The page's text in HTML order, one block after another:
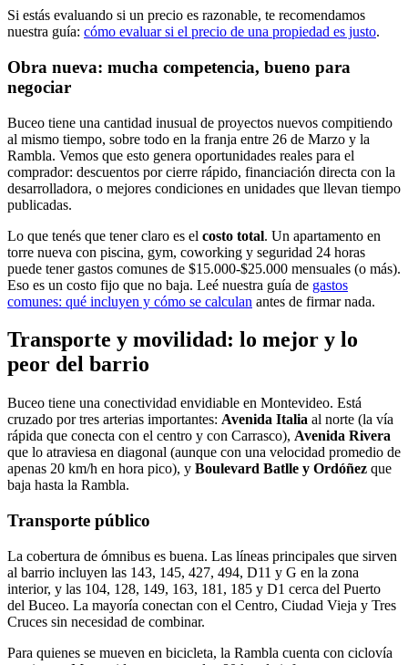
Si estás evaluando si un precio es razonable, te recomendamos
nuestra guía: cómo evaluar si el precio de una propiedad es justo.
Obra nueva: mucha competencia, bueno para
negociar
Buceo tiene una cantidad inusual de proyectos nuevos compitiendo
al mismo tiempo, sobre todo en la franja entre 26 de Marzo y la
Rambla. Vemos que esto genera oportunidades reales para el
comprador: descuentos por cierre rápido, financiación directa con la
desarrolladora, o mejores condiciones en unidades que llevan tiempo
publicadas.
Lo que tenés que tener claro es el costo total. Un apartamento en
torre nueva con piscina, gym, coworking y seguridad 24 horas
puede tener gastos comunes de $15.000-$25.000 mensuales (o más).
Eso es un costo fijo que no baja. Leé nuestra guía de gastos
comunes: qué incluyen y cómo se calculan antes de firmar nada.
Transporte y movilidad: lo mejor y lo
peor del barrio
Buceo tiene una conectividad envidiable en Montevideo. Está
cruzado por tres arterias importantes: Avenida Italia al norte (la vía
rápida que conecta con el centro y con Carrasco), Avenida Rivera
que lo atraviesa en diagonal (aunque con una velocidad promedio de
apenas 20 km/h en hora pico), y Boulevard Batlle y Ordóñez que
baja hasta la Rambla.
Transporte público
La cobertura de ómnibus es buena. Las líneas principales que sirven
al barrio incluyen las 143, 145, 427, 494, D11 y G en la zona
interior, y las 104, 128, 149, 163, 181, 185 y D1 cerca del Puerto
del Buceo. La mayoría conectan con el Centro, Ciudad Vieja y Tres
Cruces sin necesidad de combinar.
Para quienes se mueven en bicicleta, la Rambla cuenta con ciclovía